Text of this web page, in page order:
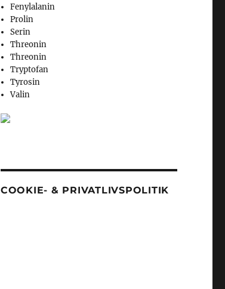
Fenylalanin
Prolin
Serin
Threonin
Threonin
Tryptofan
Tyrosin
Valin
COOKIE- & PRIVATLIVSPOLITIK